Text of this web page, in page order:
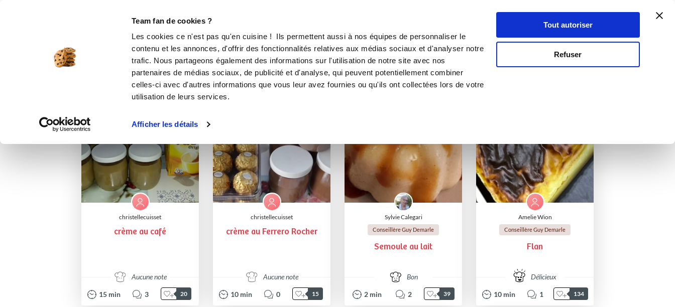
Team fan de cookies ?
Les cookies ce n'est pas qu'en cuisine ! Ils permettent aussi à nos équipes de personnaliser le
contenu et les annonces, d'offrir des fonctionnalités relatives aux médias sociaux et d'analyser notre
trafic. Nous partageons également des informations sur l'utilisation de notre site avec nos
partenaires de médias sociaux, de publicité et d'analyse, qui peuvent potentiellement combiner
celles-ci avec d'autres informations que vous leur avez fournies ou qu'ils ont collectées lors de votre
utilisation de leurs services.
Afficher les détails
Tout autoriser
Refuser
Se connecter
desserts
christellecuisset
crème au café
Aucune note
15 min 3 20
I-COOK'IN
christellecuisset
crème au Ferrero Rocher
Aucune note
10 min 0 15
Sylvie Calegari
Conseillère Guy Demarle
Semoule au lait
Bon
2 min 2 39
Amelie Wion
Conseillère Guy Demarle
Flan
Délicieux
10 min 1 134